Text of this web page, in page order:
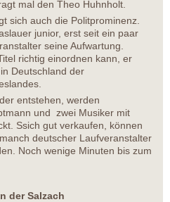
mal den Theo Huhnholt.
sich auch die Politprominenz.
junior, erst seit ein paar
seine Aufwartung.
richtig einordnen kann, er
Deutschland der
entstehen, werden
und zwei Musiker mit
Ssich gut verkaufen, können
deutscher Laufveranstalter
Noch wenige Minuten bis zum
der Salzach